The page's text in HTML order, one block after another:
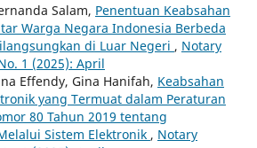
Salam, Penentuan Keabsahan
Warga Negara Indonesia Berbeda
di Luar Negeri , Notary
1 (2025): April
Effendy, Gina Hanifah, Keabsahan
yang Termuat dalam Peraturan
80 Tahun 2019 tentang
Sistem Elektronik , Notary